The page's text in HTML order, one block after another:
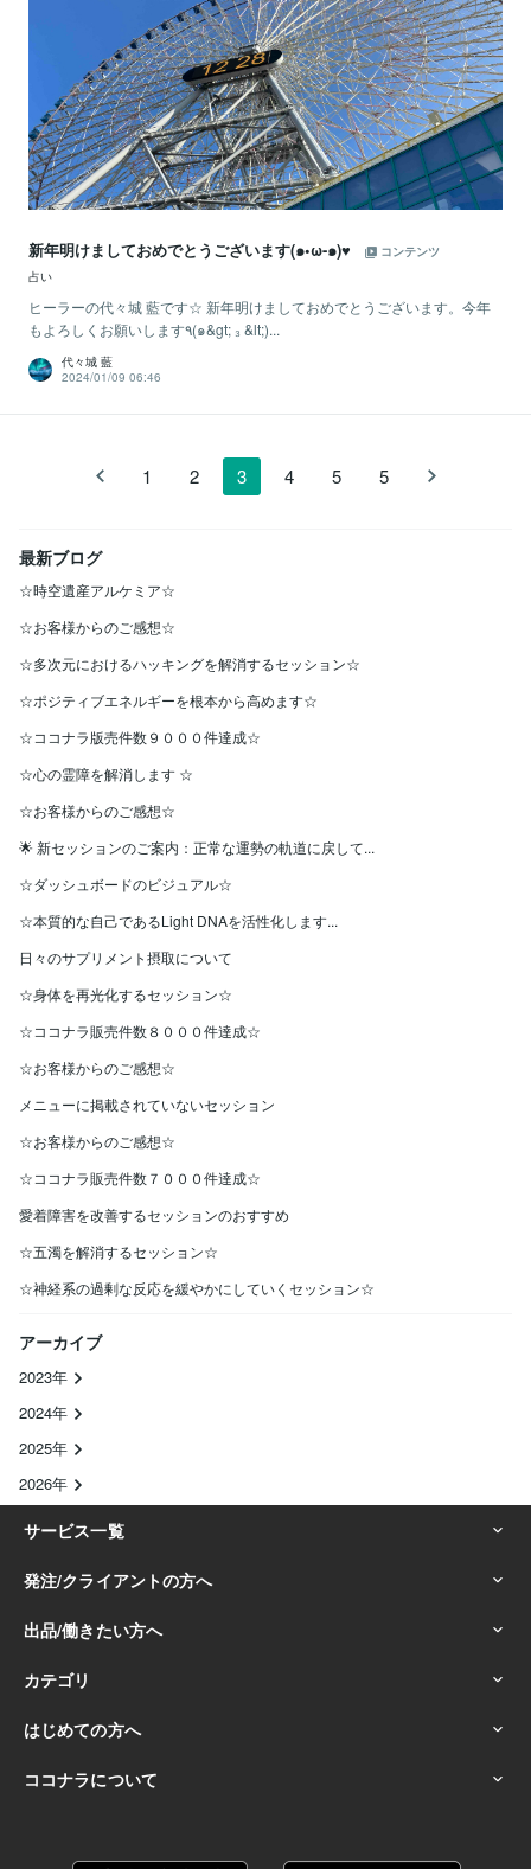
新年明けましておめでとうございます(๑•ω-๑)♥
コンテンツ
占い
ヒーラーの代々城 藍です☆ 新年明けましておめでとうございます。今年
もよろしくお願いします٩(๑&gt; ₃ &lt;)...
代々城 藍
2024/01/09 06:46
1 2 3 4 5 5
最新ブログ
☆時空遺産アルケミア☆
☆お客様からのご感想☆
☆多次元におけるハッキングを解消するセッション☆
☆ポジティブエネルギーを根本から高めます☆
☆ココナラ版売件数９０００件達成☆
☆心の霊障を解消します ☆
☆お客様からのご感想☆
🌟 新セッションのご案内：正常な運勢の軌道に戻して...
☆ダッシュボードのビジュアル☆
☆本質的な自己であるLight DNAを活性化します...
日々のサプリメント摂取について
☆身体を再光化するセッション☆
☆ココナラ販売件数８０００件達成☆
☆お客様からのご感想☆
メニューに掲載されていないセッション
☆お客様からのご感想☆
☆ココナラ販売件数７０００件達成☆
愛着障害を改善するセッションのおすすめ
☆五濁を解消するセッション☆
☆神経系の過剰な反応を緩やかにしていくセッション☆
アーカイブ
2023年
2024年
2025年
2026年